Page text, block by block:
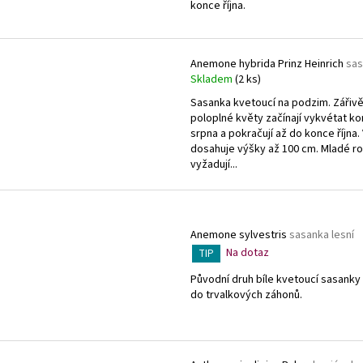
konce října.
Anemone hybrida Prinz Heinrich
Skladem (2 ks)
Sasanka kvetoucí na podzim.
poloplné květy začínají vykvétat
srpna a pokračují až do konce října.
dosahuje výšky až 100 cm. Mladé
vyžadují...
Anemone sylvestris sasanka lesní
TIP
Na dotaz
Původní druh bíle kvetoucí
do trvalkových záhonů.